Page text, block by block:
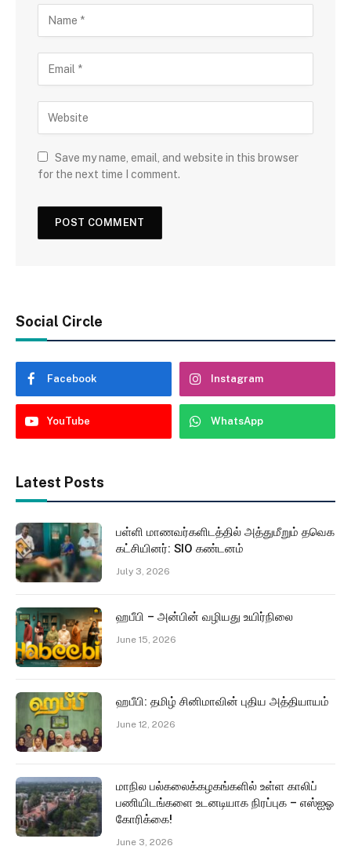
Save my name, email, and website in this browser
for the next time I comment.
Social Circle
Facebook Instagram
YouTube WhatsApp
Latest Posts
பள்ளி மாணவர்களிடத்தில் அத்துமீறும் தவெக
கட்சியினர்: SIO கண்டனம்
July 3, 2026
ஹபீபி – அன்பின் வழியது உயிர்நிலை
June 15, 2026
ஹபீபி: தமிழ் சினிமாவின் புதிய அத்தியாயம்
June 12, 2026
மாநில பல்கலைக்கழகங்களில் உள்ள காலிப்
பணியிடங்களை உடனடியாக நிரப்புக – எஸ்ஐஓ
கோரிக்கை!
June 3, 2026